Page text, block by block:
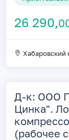
26 290,
Хабаровский
Д-к: ООО
Цинка".
(рабочее